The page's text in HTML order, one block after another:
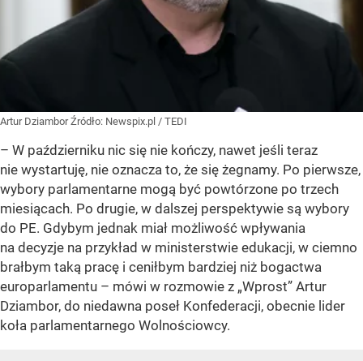
Artur DziamborŹródło: Newspix.pl / TEDI
– W październiku nic się nie kończy, nawet jeśli teraz
nie wystartuję, nie oznacza to, że się żegnamy. Po pierwsze,
wybory parlamentarne mogą być powtórzone po trzech
miesiącach. Po drugie, w dalszej perspektywie są wybory
do PE. Gdybym jednak miał możliwość wpływania
na decyzje na przykład w ministerstwie edukacji, w ciemno
brałbym taką pracę i ceniłbym bardziej niż bogactwa
europarlamentu – mówi w rozmowie z „Wprost” Artur
Dziambor, do niedawna poseł Konfederacji, obecnie lider
koła parlamentarnego Wolnościowcy.